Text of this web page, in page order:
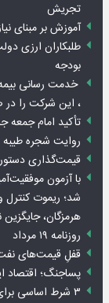
تجریش
آموزش بر مبنای
طلبکاران ارزی
بودجه
خدمت رسانی
، این شرکت را
تأکید امام جمعه
روایت شجره طیبه از حمایت ۵۰۰
قیمت‌گذاری
با آزمون
شد؛ ریموت
هرمزگان،
روزنامه ۱۹ مرداد
قفلِ قیمت‌های نفت
پساجنگ؛ اقتصاد
۳ شرط اساسی برای تحول واقعی در میدان معدن